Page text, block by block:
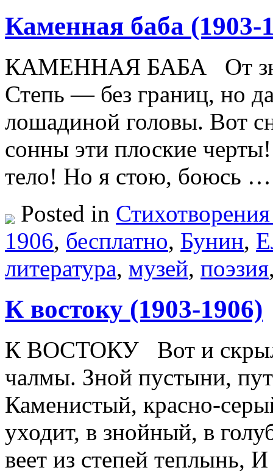
Каменная баба (1903-
КАМЕННАЯ БАБА От
Степь — без границ, но
лошадиной головы. Вот
сонны эти плоские
тело! Но я стою, боюсь
Posted in
1906, бесплатно, Бунин,
литература, музей, поэзия
К востоку (1903-1906)
К ВОСТОКУ Вот и
чалмы. Зной пустыни,
Каменистый, красно-
уходит, в знойный, в
веет из степей теплынь,